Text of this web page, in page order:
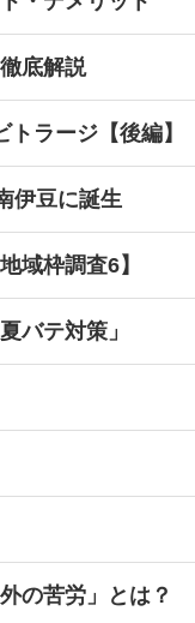
底解説
ラージ【後編】
伊豆に誕生
域枠調査6】
バテ対策」
の苦労」とは？